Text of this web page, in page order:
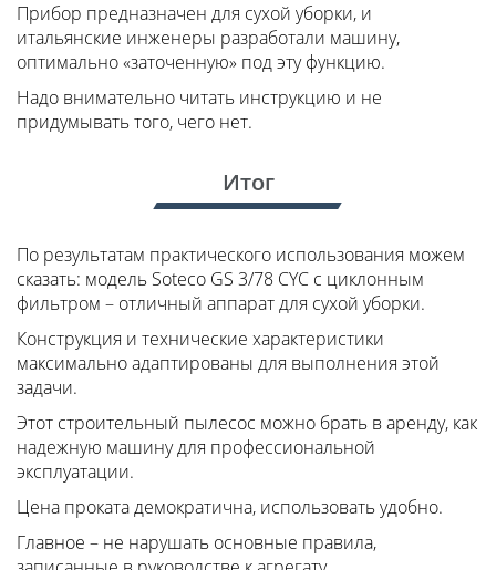
Прибор предназначен для сухой уборки, и
итальянские инженеры разработали машину,
оптимально «заточенную» под эту функцию.
Надо внимательно читать инструкцию и не
придумывать того, чего нет.
Итог
По результатам практического использования можем
сказать: модель Soteco GS 3/78 CYC с циклонным
фильтром – отличный аппарат для сухой уборки.
Конструкция и технические характеристики
максимально адаптированы для выполнения этой
задачи.
Этот строительный пылесос можно брать в аренду, как
надежную машину для профессиональной
эксплуатации.
Цена проката демократична, использовать удобно.
Главное – не нарушать основные правила,